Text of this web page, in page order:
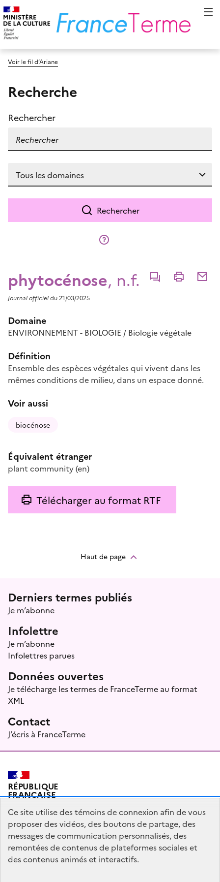
Voir le fil d’Ariane
Recherche
Rechercher
Rechercher
phytocénose, n.f. CommenterImprimer
Journal officieldu 21/03/2025
Domaine
ENVIRONNEMENT - BIOLOGIE / Biologie végétale
Définition
Ensemble des espèces végétales qui vivent dans les
mêmes conditions de milieu, dans un espace donné.
Voir aussi
biocénose
Équivalent étranger
plant community(en)
Télécharger au format RTF
Haut de page
Menu prefooter
Derniers termes publiés
Je m’abonne
Infolettre
Je m’abonne
Infolettres parues
Données ouvertes
Je télécharge les termes de FranceTerme au format
XML
Contact
J’écris à FranceTerme
RÉPUBLIQUE
FRANÇAISE
Plan du site Mentions légales Qui sommes-nous ?
Partagez votre expérience pour améliorer les services
Ce site utilise des témoins de connexion afin de vous
proposer des vidéos, des boutons de partage, des
messages de communication personnalisés, des
remontées de contenus de plateformes sociales et
des contenus animés et interactifs.